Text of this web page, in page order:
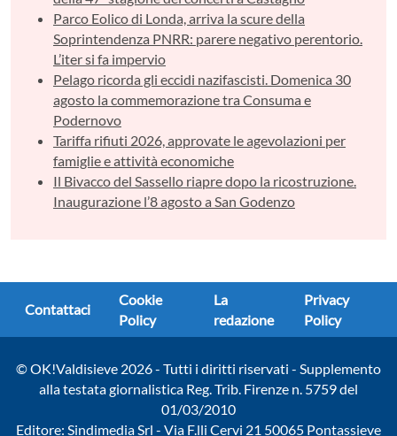
Parco Eolico di Londa, arriva la scure della
Soprintendenza PNRR: parere negativo perentorio.
L’iter si fa impervio
Pelago ricorda gli eccidi nazifascisti. Domenica 30
agosto la commemorazione tra Consuma e
Podernovo
Tariffa rifiuti 2026, approvate le agevolazioni per
famiglie e attività economiche
Il Bivacco del Sassello riapre dopo la ricostruzione.
Inaugurazione l’8 agosto a San Godenzo
Contattaci
Cookie
Policy
La
redazione
Privacy
Policy
© OK!Valdisieve 2026 - Tutti i diritti riservati - Supplemento
alla testata giornalistica Reg. Trib. Firenze n. 5759 del
01/03/2010
Editore: Sindimedia Srl - Via F.lli Cervi 21 50065 Pontassieve